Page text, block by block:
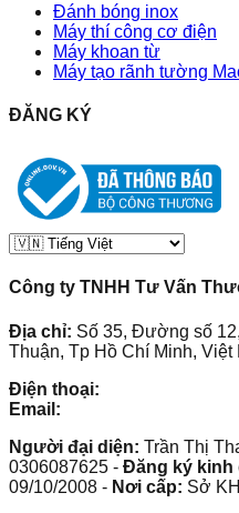
Đánh bóng inox
Máy thí công cơ điện
Máy khoan từ
Máy tạo rãnh tường
ĐĂNG KÝ
Công ty TNHH Tư Vấn
Địa chỉ: Số 35, Đường số
Thuận, Tp Hồ Chí Minh, Việt
Điện thoại:
Email:
Người đại diện: Trần Thị
0306087625 - Đăng ký kinh
09/10/2008 - Nơi cấp: Sở